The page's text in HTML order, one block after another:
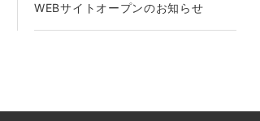
WEBサイトオープンのお知らせ